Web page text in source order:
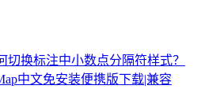
切换标注中小数点分隔符样式？
中文免安装便携版下载|兼容